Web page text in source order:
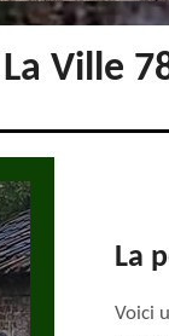
Ville
La
Voici